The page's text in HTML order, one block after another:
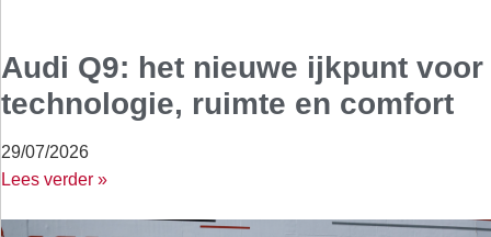
Audi Q9: het nieuwe ijkpunt voor
technologie, ruimte en comfort
29/07/2026
Lees verder »